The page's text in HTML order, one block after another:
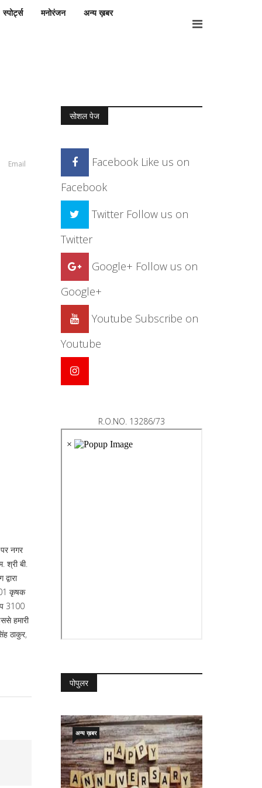
स्पोर्ट्स मनोरंजन अन्य ख़बर
Email
नगर
श्री बी.
01 कृषक
3100
हमारी
ठाकुर,
सोशल पेज
Facebook Like us on
Facebook
Twitter Follow us on
Twitter
Google+ Follow us on
Google+
Youtube Subscribe on
Youtube
R.O.NO. 13286/73
पोपुलर
अन्य ख़बर